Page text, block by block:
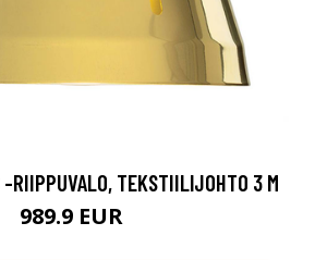
RIIPPUVALO, TEKSTIILIJOHTO 3 M
989.9 EUR